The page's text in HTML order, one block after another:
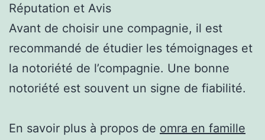
Réputation et Avis
Avant de choisir une compagnie, il est
recommandé de étudier les témoignages et
la notoriété de l’compagnie. Une bonne
notoriété est souvent un signe de fiabilité.
En savoir plus à propos de omra en famille